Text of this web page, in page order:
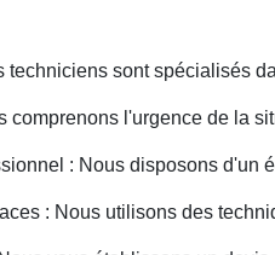
techniciens sont spécialisés
comprenons l'urgence de la
: Nous disposons d'un
: Nous utilisons des